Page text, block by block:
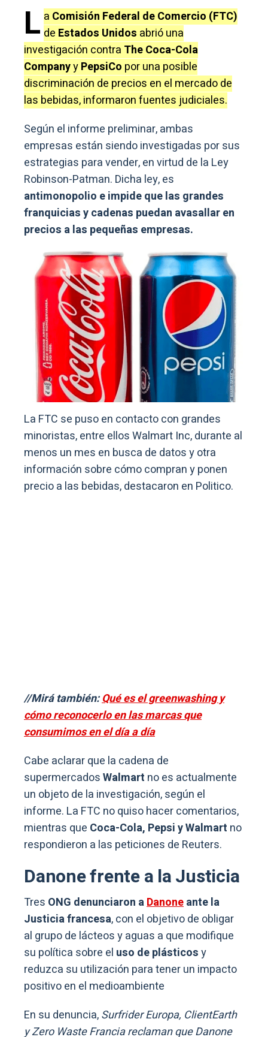
L a Comisión Federal de Comercio (FTC)
de Estados Unidos abrió una
investigación contra The Coca-Cola
CompanyyPepsiCo por una posible
discriminación de precios en el mercado de
las bebidas, informaron fuentes judiciales.
Según el informe preliminar, ambas
empresas están siendo investigadas por sus
estrategias para vender, en virtud de la Ley
Robinson-Patman. Dicha ley, es
antimonopolio e impide que las grandes
franquicias y cadenas puedan avasallar en
precios a las pequeñas empresas.
La FTC se puso en contacto con grandes
minoristas, entre ellos Walmart Inc, durante al
menos un mes en busca de datos y otra
información sobre cómo compran y ponen
precio a las bebidas, destacaron en Politico.
//Mirá también:Qué es el greenwashing y
cómo reconocerlo en las marcas que
consumimos en el día a día
Cabe aclarar que la cadena de
supermercadosWalmart no es actualmente
un objeto de la investigación, según el
informe. La FTC no quiso hacer comentarios,
mientras que Coca-Cola, Pepsi y Walmart no
respondieron a las peticiones de Reuters.
Danone frente a la Justicia
Tres ONG denunciaron aDanoneante la
Justicia francesa, con el objetivo de obligar
al grupo de lácteos y aguas a que modifique
su política sobre el uso de plásticosy
reduzca su utilización para tener un impacto
positivo en el medioambiente
En su denuncia,Surfrider Europa, ClientEarth
y Zero Waste Francia reclaman que Danone